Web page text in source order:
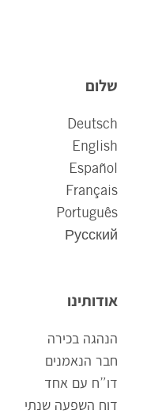
שלום
Deutsch
English
Español
Français
Português
Русский
אודותינו
הנהגה בכירה
חבר הנאמנים
דו”ח עם אחד
דוח השפעה שנתי